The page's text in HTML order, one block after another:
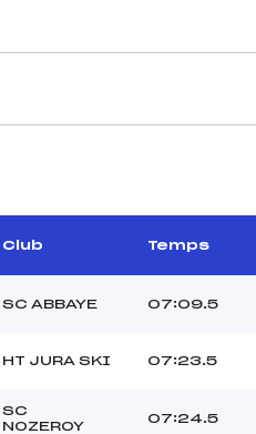
Club Temps
SC ABBAYE 07:09.5
HT JURA SKI 07:23.5
SC
NOZEROY
07:24.5